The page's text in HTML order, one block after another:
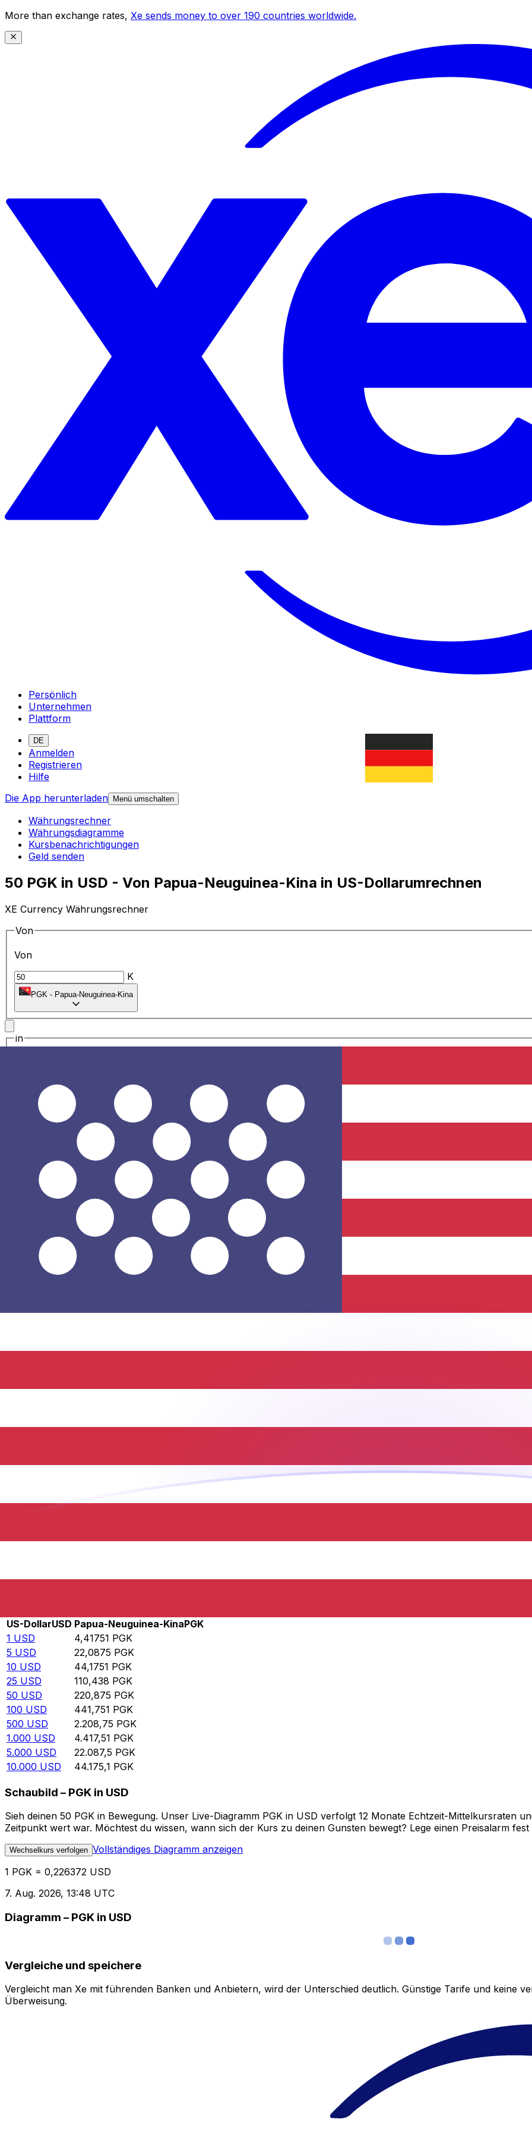
More than exchange rates, Xe sends money to over 190 countries worldwide.
Persönlich
Unternehmen
Plattform
DE
Anmelden
Registrieren
Hilfe
Die App herunterladen
Menü umschalten
Währungsrechner
Währungsdiagramme
Kursbenachrichtigungen
Geld senden
50 PGK in USD - Von Papua-Neuguinea-Kina in US-Dollarumrechnen
XE Currency Währungsrechner
Von
Von
K
PGK - Papua-Neuguinea-Kina
in
$
USD US-Dollar
226372
USD
Mid-Market-Kurs um 13:48 UTC
Sprechen Sie noch heute mit einem Währungsexperten.Wir schlagen Konkurrenzkurse.
Termin für ein Gespräch vereinbaren
Wir verwenden den Mittelkurs für unseren Umrechner. Dies dient nur zu Informationszwecken. Diesen Kurs
Wusstest du, dass du mit Xe Geld ins Ausland schicken kannst?
PGK zu USD heutige Wechselkurse
1 PGK 0,226372 USD
USD
100 PGK 22,6372 USD
5.000 PGK 1.131,86 USD
US-DollarUSD Papua-Neuguinea-KinaPGK
1 USD 4,41751 PGK
5 USD 22,0875 PGK
10 USD 44,1751 PGK
25 USD 110,438 PGK
50 USD 220,875 PGK
100 USD 441,751 PGK
500 USD 2.208,75 PGK
1.000 USD 4.417,51 PGK
5.000 USD 22.087,5 PGK
10.000 USD 44.175,1 PGK
Schaubild – PGK in USD
Sieh deinen 50 PGK in Bewegung. Unser Live-Diagramm PGK in USD verfolgt 12 Monate Echtzeit-Mittelkursraten
Zeitpunkt wert war. Möchtest du wissen, wann sich der Kurs zu deinen Gunsten bewegt? Lege einen Preisalarm
Wechselkurs verfolgen Vollständiges Diagramm anzeigen
1 PGK = 0,226372 USD
7. Aug. 2026, 13:48 UTC
Diagramm – PGK in USD
Vergleiche und speichere
Vergleicht man Xe mit führenden Banken und Anbietern, wird der Unterschied deutlich. Günstige Tarife und keine
Überweisung.